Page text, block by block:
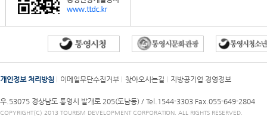
개인정보 처리방침 이메일무단수집거부 찾아오시는길 지방공기업 경영정보
우.53075 경상남도 통영시 발개로 205(도남동) / Tel.1544-3303 Fax.055-649-2804
COPYRIGHT(C) 2013 TOURISM DEVELOPMENT CORPORATION. ALL RIGHTS RESERVED.